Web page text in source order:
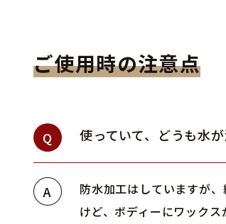
ご使用時の注意点
Q 使っていて、どうも水
A 防水加工はしていますが
けど、ボディーにワック